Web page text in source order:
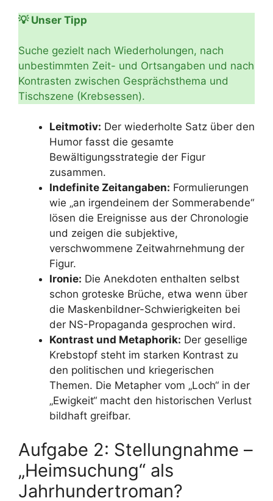
💡 Unser Tipp
Suche gezielt nach Wiederholungen, nach
unbestimmten Zeit- und Ortsangaben und nach
Kontrasten zwischen Gesprächsthema und
Tischszene (Krebsessen).
Leitmotiv: Der wiederholte Satz über den
Humor fasst die gesamte
Bewältigungsstrategie der Figur
zusammen.
Indefinite Zeitangaben: Formulierungen
wie „an irgendeinem der Sommerabende“
lösen die Ereignisse aus der Chronologie
und zeigen die subjektive,
verschwommene Zeitwahrnehmung der
Figur.
Ironie: Die Anekdoten enthalten selbst
schon groteske Brüche, etwa wenn über
die Maskenbildner-Schwierigkeiten bei
der NS-Propaganda gesprochen wird.
Kontrast und Metaphorik: Der gesellige
Krebstopf steht im starken Kontrast zu
den politischen und kriegerischen
Themen. Die Metapher vom „Loch“ in der
„Ewigkeit“ macht den historischen Verlust
bildhaft greifbar.
Aufgabe 2: Stellungnahme –
„Heimsuchung“ als
Jahrhundertroman?